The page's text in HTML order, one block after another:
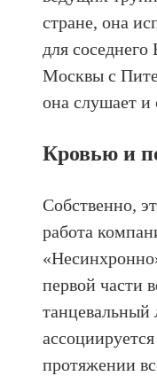
стране, она
для соседнего
Москвы с
она слушает и
Кровью и
Собственно,
работа
первой части
протяжении